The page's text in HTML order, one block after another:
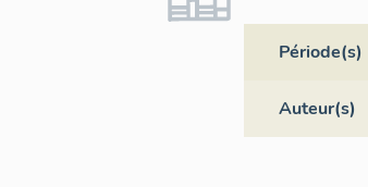
Période(s)
Auteur(s)